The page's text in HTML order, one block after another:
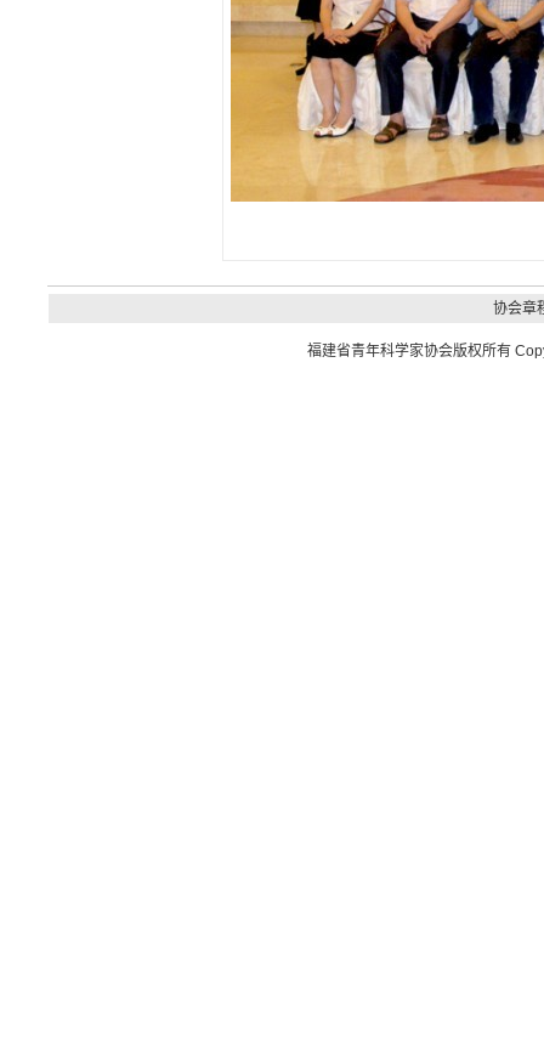
协会章
福建省青年科学家协会版权所有